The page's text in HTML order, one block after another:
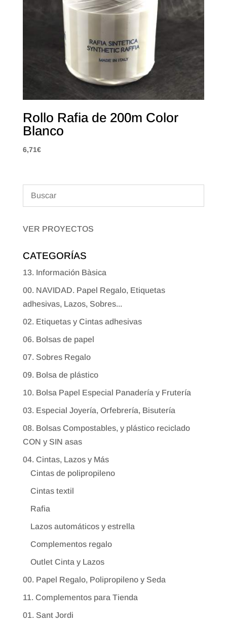
Rollo Rafia de 200m Color
Blanco
6,71€
VER PROYECTOS
CATEGORÍAS
13. Información Bàsica
00. NAVIDAD. Papel Regalo, Etiquetas
adhesivas, Lazos, Sobres...
02. Etiquetas y Cintas adhesivas
06. Bolsas de papel
07. Sobres Regalo
09. Bolsa de plástico
10. Bolsa Papel Especial Panadería y Frutería
03. Especial Joyería, Orfebrería, Bisutería
08. Bolsas Compostables, y plástico reciclado
CON y SIN asas
04. Cintas, Lazos y Más
Cintas de polipropileno
Cintas textil
Rafia
Lazos automáticos y estrella
Complementos regalo
Outlet Cinta y Lazos
00. Papel Regalo, Polipropileno y Seda
11. Complementos para Tienda
01. Sant Jordi